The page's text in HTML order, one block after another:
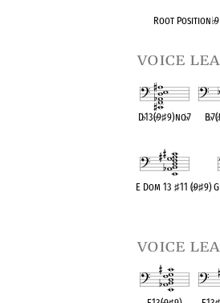
Root Position♭9
voice
D♭13(♭9♯9)no♭7 B♭7(♭
E Dom 13 ♯11 (♭9♯9)
voice